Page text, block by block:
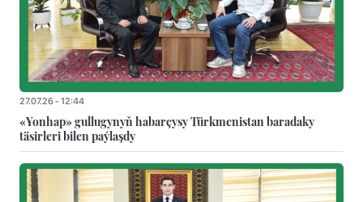
27.07.26 - 12:44
«Yonhap» gullugynyň habarçysy Türkmenistan baradaky
täsirleri bilen paýlaşdy